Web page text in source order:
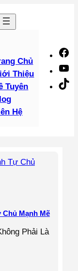
Chủ
Thiệu
Tuyên
Hệ
Chủ Mạnh Mẽ
Phải Là